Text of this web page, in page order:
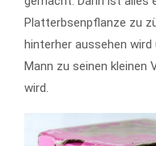
Platterbsenpflanze zu
hinterher aussehen wird
Mann zu seinen kleinen
wird.